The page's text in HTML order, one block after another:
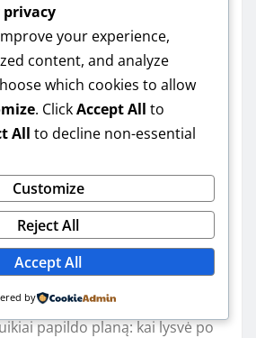
(žalioji
bet jie nepakeičia
pagerina dirvą, praturtina
piktžoles, tačiau nesukuria
grupių taip, kaip tai daro
papildo planą: kai lysvė po
privacy
your experience,
content, and analyze
which cookies to allow
. ClickAccept All to
All to decline non-essential
Customize
Reject All
Accept All
by